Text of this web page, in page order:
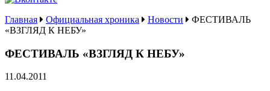
Главная Официальная хроника Новости
ФЕСТИВАЛЬ
«ВЗГЛЯД К НЕБУ»
ФЕСТИВАЛЬ «ВЗГЛЯД К НЕБУ»
11.04.2011